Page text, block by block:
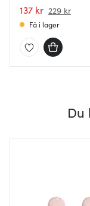
137 kr 229 kr
Få i lager
Du